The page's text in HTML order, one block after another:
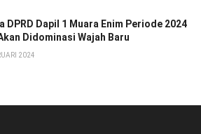
DPRD Dapil 1 Muara Enim Periode 2024
Didominasi Wajah Baru
2024